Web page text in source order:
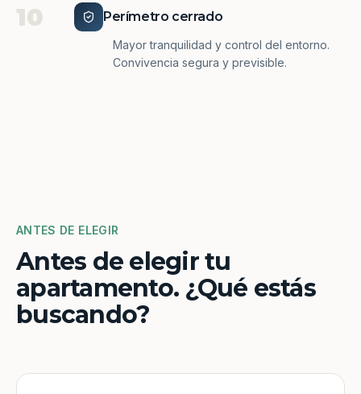
10 Perímetro cerrado
Mayor tranquilidad y control del entorno.
Convivencia segura y previsible.
ANTES DE ELEGIR
Antes de elegir tu
apartamento. ¿Qué estás
buscando?